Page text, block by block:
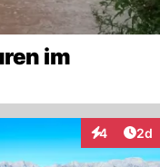
im
4 2d